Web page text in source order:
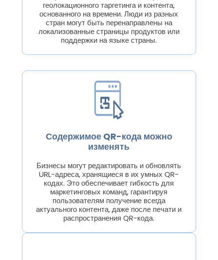
геолокационного таргетинга и контента,
основанного на времени. Люди из разных
стран могут быть перенаправлены на
локализованные страницы продуктов или
поддержки на языке страны.
Содержимое QR-кода можно
изменять
Бизнесы могут редактировать и обновлять
URL-адреса, хранящиеся в их умных QR-
кодах. Это обеспечивает гибкость для
маркетинговых команд, гарантируя
пользователям получение всегда
актуального контента, даже после печати и
распространения QR-кода.